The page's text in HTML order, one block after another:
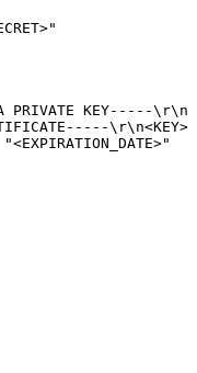
PRIVATE KEY-----
"<EXPIRATION_DATE>"